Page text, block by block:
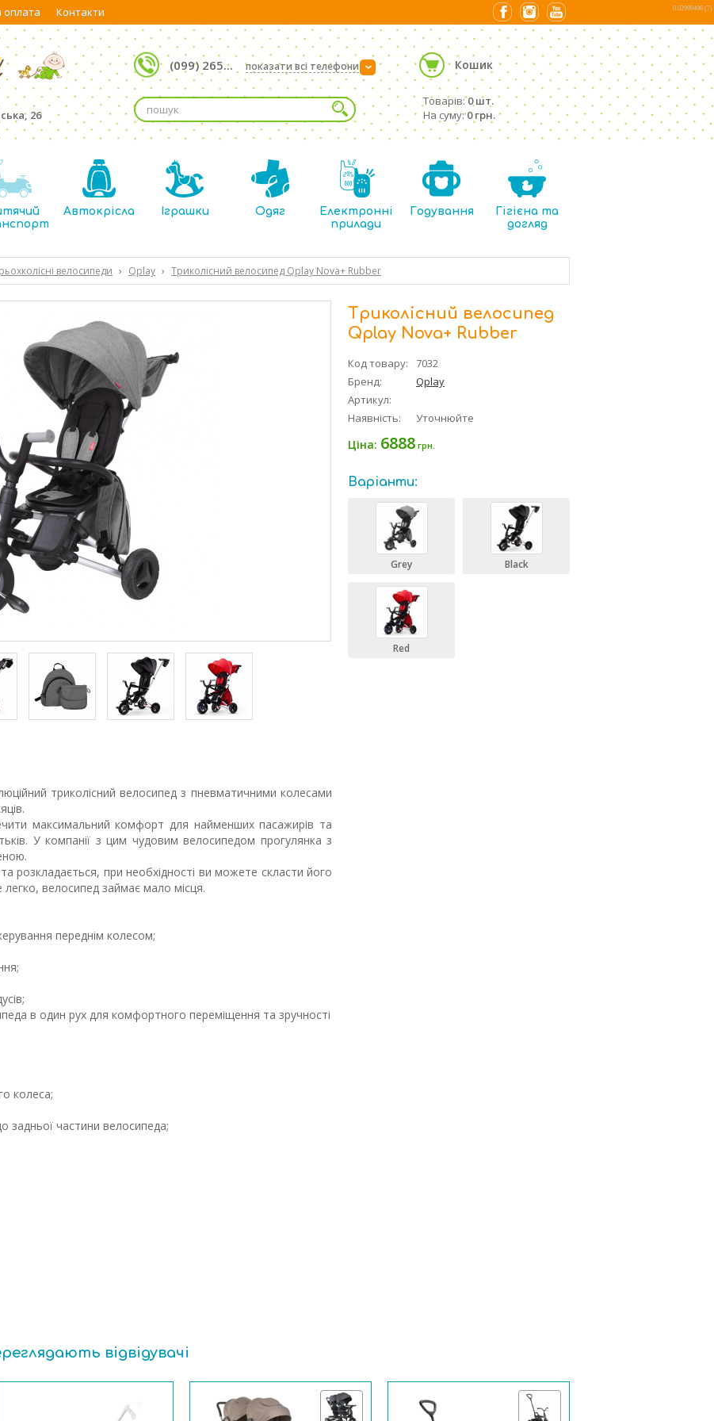
оплата Контакти
26
(099) 265... ›
показати всі телефони Кошик
Товарів:0 шт.
На суму:0 грн.
Автокрісла Іграшки Одяг
Електронні
прилади
Годування
Гігієна та
догляд
велосипеди › Qplay › Триколісний велосипед Qplay Nova+ Rubber
Триколісний велосипед
Qplay Nova+ Rubber
Код товару:
7032
Бренд:
Qplay
Артикул:
Наявність:
Уточнюйте
Ціна: 6888 грн.
Варіанти:
Grey Black
Red
триколісний велосипед з пневматичними колесами
максимальний комфорт для найменших пасажирів та
У компанії з цим чудовим велосипедом прогулянка з
розкладається, при необхідності ви можете скласти його
велосипед займає мало місця.
переднім колесом;
в один рух для комфортного переміщення та зручності
колеса;
задньої частини велосипеда;
відвідувачі
0.02999496 (7)